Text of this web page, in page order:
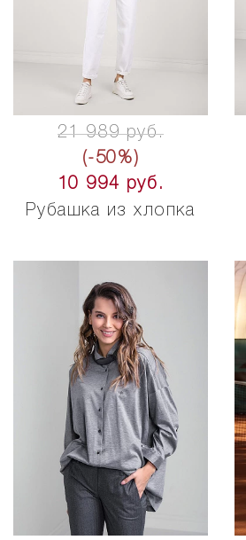
21 989 руб.
(-50%)
10 994 руб.
Рубашка из хлопка